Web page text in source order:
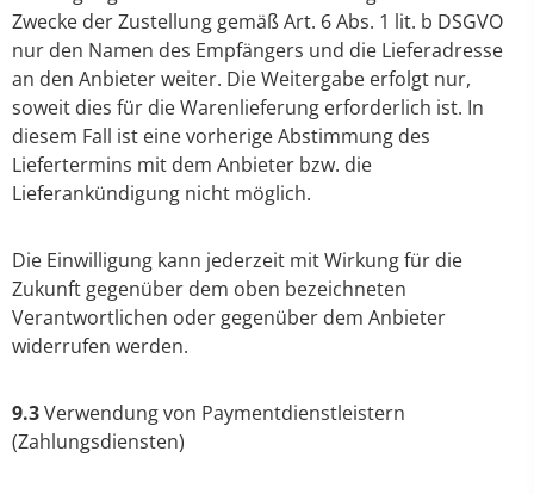
Zwecke der Zustellung gemäß Art. 6 Abs. 1 lit. b DSGVO
nur den Namen des Empfängers und die Lieferadresse
an den Anbieter weiter. Die Weitergabe erfolgt nur,
soweit dies für die Warenlieferung erforderlich ist. In
diesem Fall ist eine vorherige Abstimmung des
Liefertermins mit dem Anbieter bzw. die
Lieferankündigung nicht möglich.
Die Einwilligung kann jederzeit mit Wirkung für die
Zukunft gegenüber dem oben bezeichneten
Verantwortlichen oder gegenüber dem Anbieter
widerrufen werden.
9.3Verwendung von Paymentdienstleistern
(Zahlungsdiensten)